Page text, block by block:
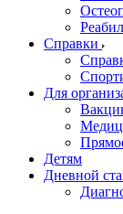
Справки
Для
Детям
Дневной